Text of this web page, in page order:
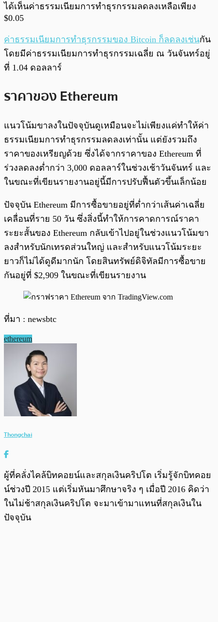
ได้เห็นค่าธรรมเนียมการทำธุรกรรมลดลงเหลือเพียง
$0.05
ค่าธรรมเนียมการทำธุรกรรมของ Bitcoin ก็ลดลงเช่นกัน
โดยมีค่าธรรมเนียมการทำธุรกรรมเฉลี่ย ณ วันจันทร์อยู่
ที่ 1.04 ดอลลาร์
ราคาของ Ethereum
แนวโน้มขาลงในปัจจุบันดูเหมือนจะไม่เพียงแค่ทำให้ค่า
ธรรมเนียมการทำธุรกรรมลดลงเท่านั้น แต่ยังรวมถึง
ราคาของเหรียญด้วย ซึ่งได้จากราคาของ Ethereum ที่
ร่วงลดลงต่ำกว่า 3,000 ดอลลาร์ในช่วงเช้าวันจันทร์ และ
ในขณะที่เขียนรายงานอยู่นี้มีการปรับฟื้นตัวขึ้นเล็กน้อย
ปัจจุบัน Ethereum มีการซื้อขายอยู่ที่ต่ำกว่าเส้นค่าเฉลี่ย
เคลื่อนที่ราย 50 วัน ซึ่งสิ่งนี้ทำให้การคาดการณ์ราคา
ระยะสั้นของ Ethereum กลับเข้าไปอยู่ในช่วงแนวโน้มขา
ลงสำหรับนักเทรดส่วนใหญ่ และสำหรับแนวโน้มระยะ
ยาวก็ไม่ได้ดูดีมากนัก โดยสินทรัพย์ดิจิทัลมีการซื้อขาย
กันอยู่ที่ $2,909 ในขณะที่เขียนรายงาน
ที่มา : newsbtc
ethereum
Thongchai
ผู้ที่คลั่งไคล้บิทคอยน์และสกุลเงินคริปโต เริ่มรู้จักบิทคอย
น์ช่วงปี 2015 แต่เริ่มหันมาศึกษาจริง ๆ เมื่อปี 2016 คิดว่า
ในไม่ช้าสกุลเงินคริปโต จะมาเข้ามาแทนที่สกุลเงินใน
ปัจจุบัน